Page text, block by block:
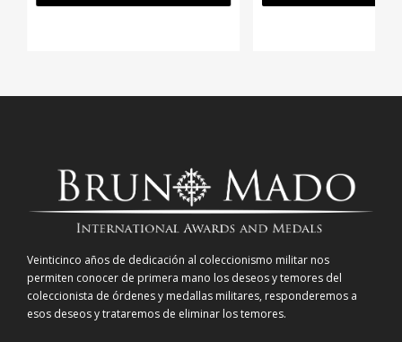
Veinticinco años de dedicación al coleccionismo militar nos
permiten conocer de primera mano los deseos y temores del
coleccionista de órdenes y medallas militares, responderemos a
esos deseos y trataremos de eliminar los temores.